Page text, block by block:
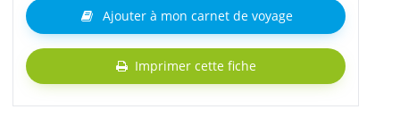
Ajouter à mon carnet de voyage
Imprimer cette fiche